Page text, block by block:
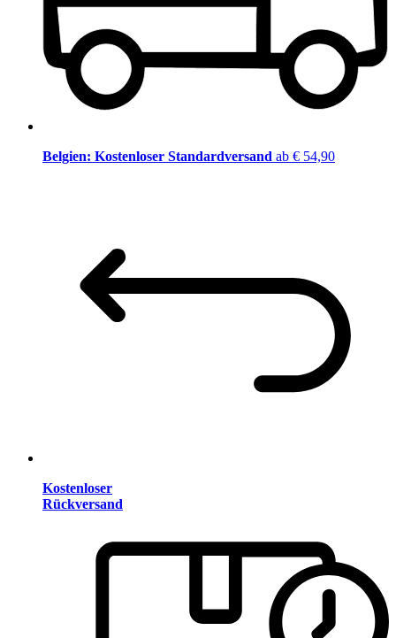
Belgien: Kostenloser Standardversand ab € 54,90
Kostenloser
Rückversand